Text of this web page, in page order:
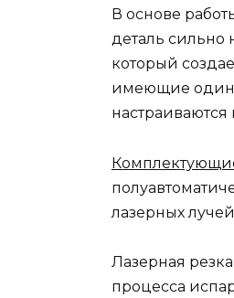
В основе
деталь сильно
который
имеющие
настраиваются
лазерных
Лазерная
процесса